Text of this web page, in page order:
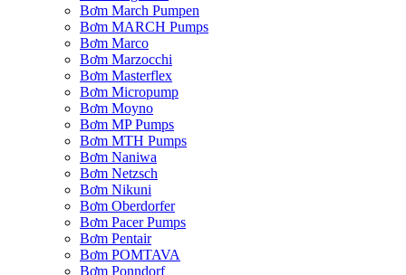
Bơm March Pumpen
Bơm MARCH Pumps
Bơm Marco
Bơm Marzocchi
Bơm Masterflex
Bơm Micropump
Bơm Moyno
Bơm MP Pumps
Bơm MTH Pumps
Bơm Naniwa
Bơm Netzsch
Bơm Nikuni
Bơm Oberdorfer
Bơm Pacer Pumps
Bơm Pentair
Bơm POMTAVA
Bơm Ponndorf